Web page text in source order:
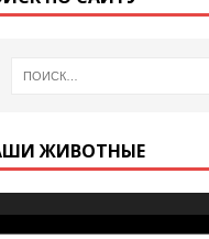
ЖИВОТНЫЕ